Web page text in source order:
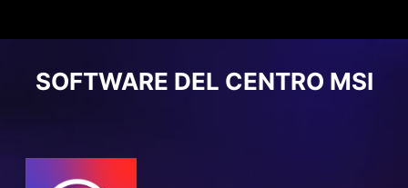
SOFTWARE DEL CENTRO MSI